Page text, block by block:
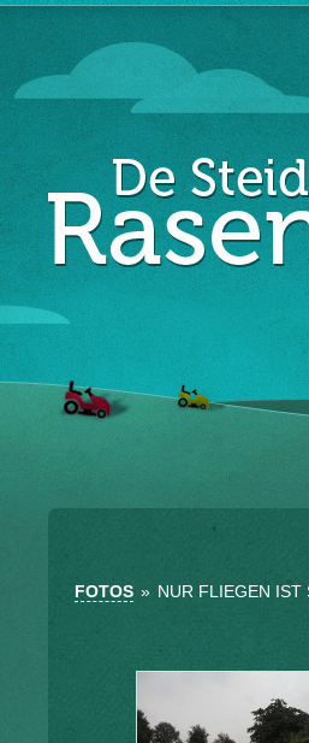
FOTOS » NUR FLIEGEN IST